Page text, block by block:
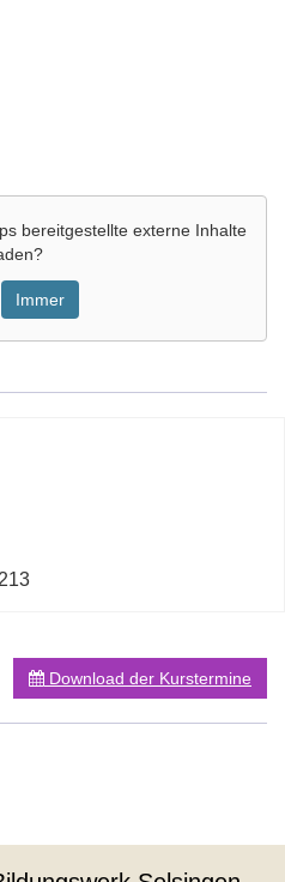
bereitgestellte externe Inhalte
Immer
Download der Kurstermine